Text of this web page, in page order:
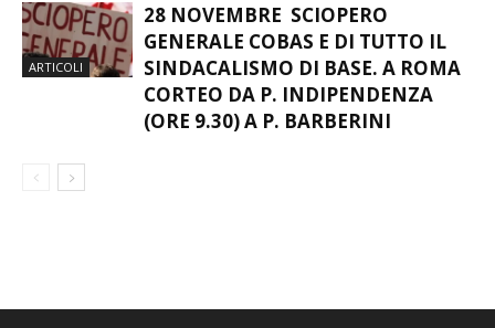
ARTICOLI
28 NOVEMBRE SCIOPERO
GENERALE COBAS E DI TUTTO IL
SINDACALISMO DI BASE. A ROMA
CORTEO DA P. INDIPENDENZA
(ORE 9.30) A P. BARBERINI